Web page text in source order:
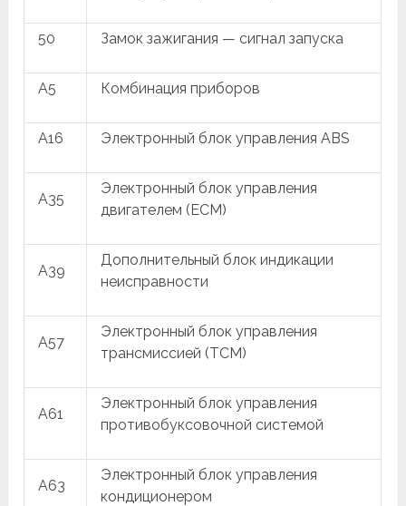
50 Замок зажигания — сигнал запуска
A5 Комбинация приборов
A16 Электронный блок управления ABS
A35
Электронный блок управления
двигателем (ECM)
A39
Дополнительный блок индикации
неисправности
A57
Электронный блок управления
трансмиссией (TCM)
A61
Электронный блок управления
противобуксовочной системой
A63
Электронный блок управления
кондиционером